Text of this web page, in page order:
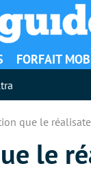
FORFAIT
que le
le